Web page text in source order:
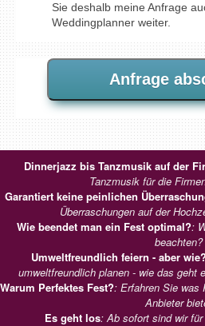
Sie deshalb meine Anfrage
Weddingplanner weiter.
Dinnerjazz bis Tanzmusik auf der
Tanzmusik für die
Garantiert keine peinlichen
Überraschungen auf der
Wie beendet man ein Fest optimal?:
beachten?
Umweltfreundlich feiern - aber wie?
umweltfreundlich planen - wie das geht
Warum Perfektes Fest?: Erfahren Sie was
Anbieter
Es geht los: Ab sofort sind wir